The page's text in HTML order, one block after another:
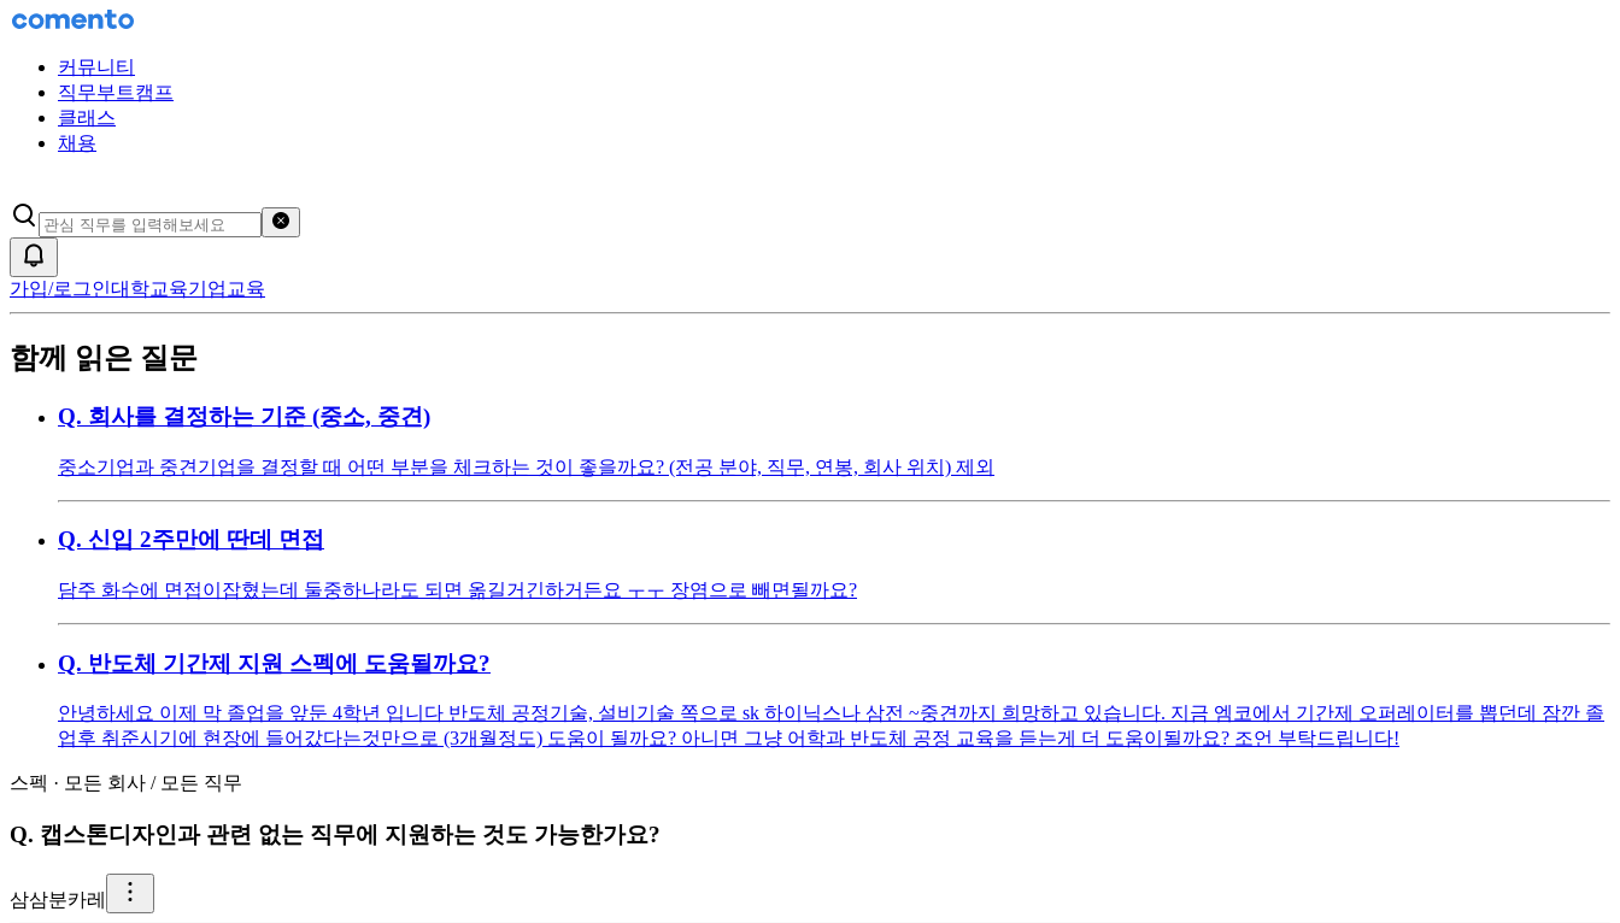
커뮤니티
직무부트캠프
클래스
채용
가입/로그인대학교육기업교육
함께 읽은 질문
Q. 회사를 결정하는 기준 (중소, 중견)
중소기업과 중견기업을 결정할 때 어떤 부분을 체크하는 것이 좋을까요? (전공 분야, 직무, 연봉, 회사 위치) 제외
Q. 신입 2주만에 딴데 면접
담주 화수에 면접이잡혔는데 둘중하나라도 되면 옮길거긴하거든요 ㅜㅜ 장염으로 빼면될까요?
Q. 반도체 기간제 지원 스펙에 도움될까요?
안녕하세요 이제 막 졸업을 앞둔 4학년 입니다 반도체 공정기술, 설비기술 쪽으로 sk 하이닉스나 삼전 ~중견까지 희망하고 있습니다. 지금 엠코에서 기간제 오퍼레이터를 뽑던데 잠깐 졸
업후 취준시기에 현장에 들어갔다는것만으로 (3개월정도) 도움이 될까요? 아니면 그냥 어학과 반도체 공정 교육을 듣는게 더 도움이될까요? 조언 부탁드립니다!
스펙 · 모든 회사 / 모든 직무
Q. 캡스톤디자인과 관련 없는 직무에 지원하는 것도 가능한가요?
삼삼분카레